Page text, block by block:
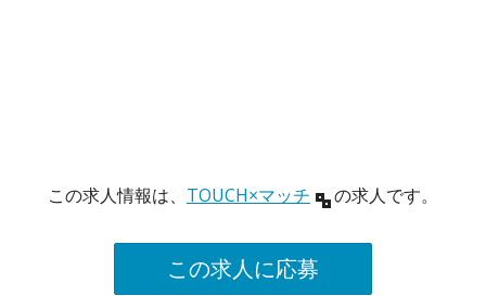
この求人情報は、 TOUCH×マッチ の求人です。
この求人に応募